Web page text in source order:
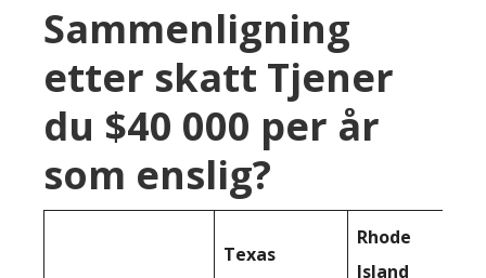
Sammenligning
etter skatt Tjener
du $40 000 per år
som enslig?
Texas
Rhode
Island